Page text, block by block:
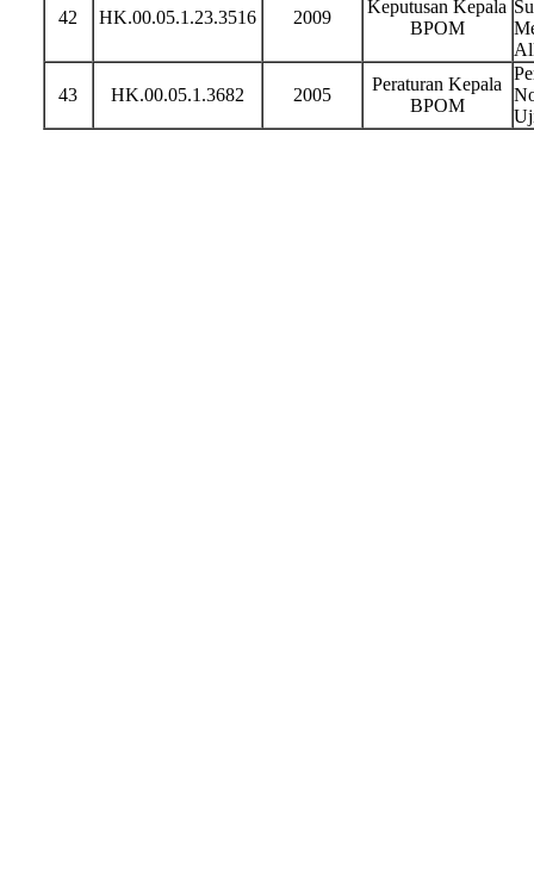
42 HK.00.05.1.23.3516 2009
Keputusan Kepala
BPOM
43 HK.00.05.1.3682 2005
Peraturan Kepala
BPOM